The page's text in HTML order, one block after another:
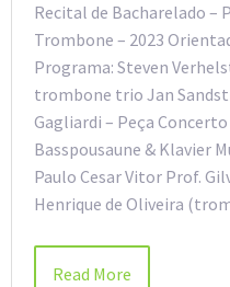
Recital de Bacharelado –
Trombone – 2023
Programa: Steven
trombone trio Jan
Gagliardi – Peça
Basspousaune & Klavier
Paulo Cesar Vitor Prof.
Henrique de Oliveira
Read More